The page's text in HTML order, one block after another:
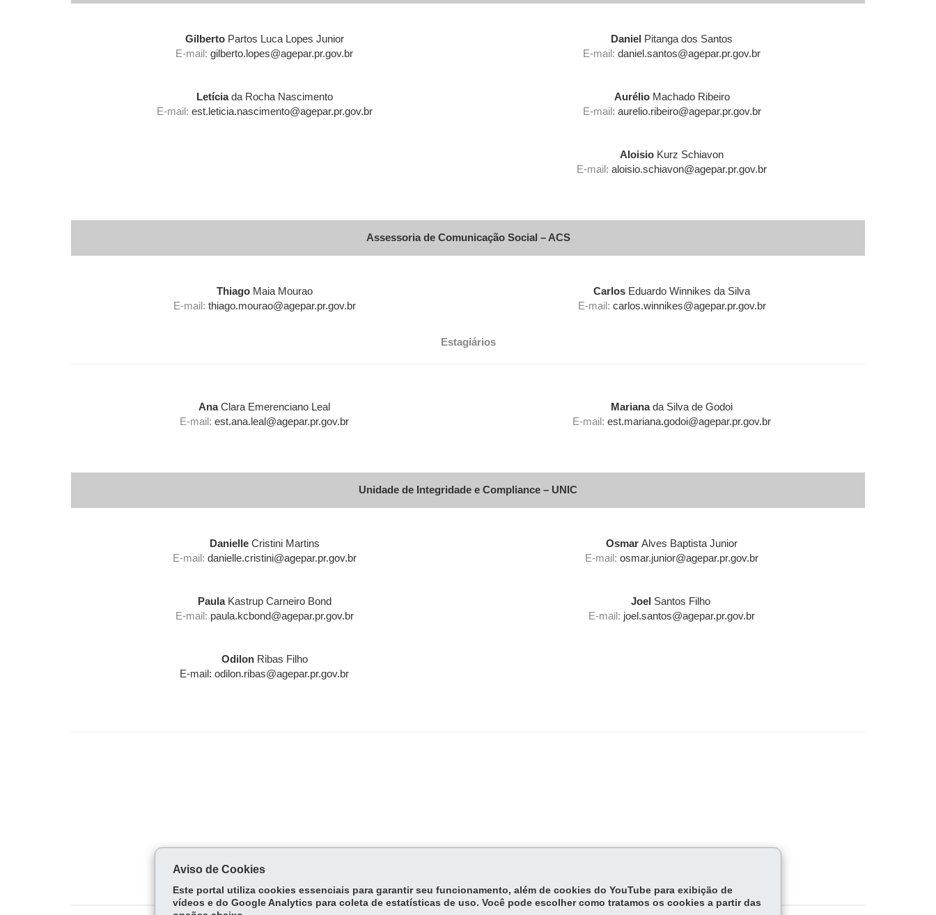
GilbertoPartos Luca Lopes Junior
E-mail: gilberto.lopes@agepar.pr.gov.br
Letíciada Rocha Nascimento
E-mail: est.leticia.nascimento@agepar.pr.gov.br
Daniel
Pitanga dos Santos
E-mail: daniel.santos@agepar.pr.gov.br
AurélioMachado Ribeiro
E-mail: aurelio.ribeiro@agepar.pr.gov.br
Aloisio Kurz Schiavon
E-mail: aloisio.schiavon@agepar.pr.gov.br
Assessoria de Comunicação Social – ACS
ThiagoMaia Mourao
E-mail: thiago.mourao@agepar.pr.gov.br
Carlos Eduardo Winnikes da Silva
E-mail: carlos.winnikes@agepar.pr.gov.br
Estagiários
AnaClara Emerenciano Leal
E-mail: est.ana.leal@agepar.pr.gov.br
Marianada Silva de Godoi
E-mail: est.mariana.godoi@agepar.pr.gov.br
Unidade de Integridade e Compliance – UNIC
Danielle Cristini Martins
E-mail: danielle.cristini@agepar.pr.gov.br
Paula Kastrup Carneiro Bond
E-mail: paula.kcbond@agepar.pr.gov.br
OdilonRibas Filho
E-mail: odilon.ribas@agepar.pr.gov.br
Osmar Alves Baptista Junior
E-mail: osmar.junior@agepar.pr.gov.br
Joel Santos Filho
E-mail: joel.santos@agepar.pr.gov.br
Aviso de Cookies
Este portal utiliza cookies essenciais para garantir seu funcionamento, além de cookies do YouTube para exibição de
vídeos e do Google Analytics para coleta de estatísticas de uso. Você pode escolher como tratamos os cookies a partir das